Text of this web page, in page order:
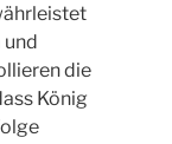
und
die
König